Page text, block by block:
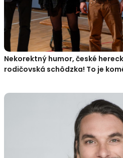
Nekorektný humor, české
rodičovská schôdzka! To je